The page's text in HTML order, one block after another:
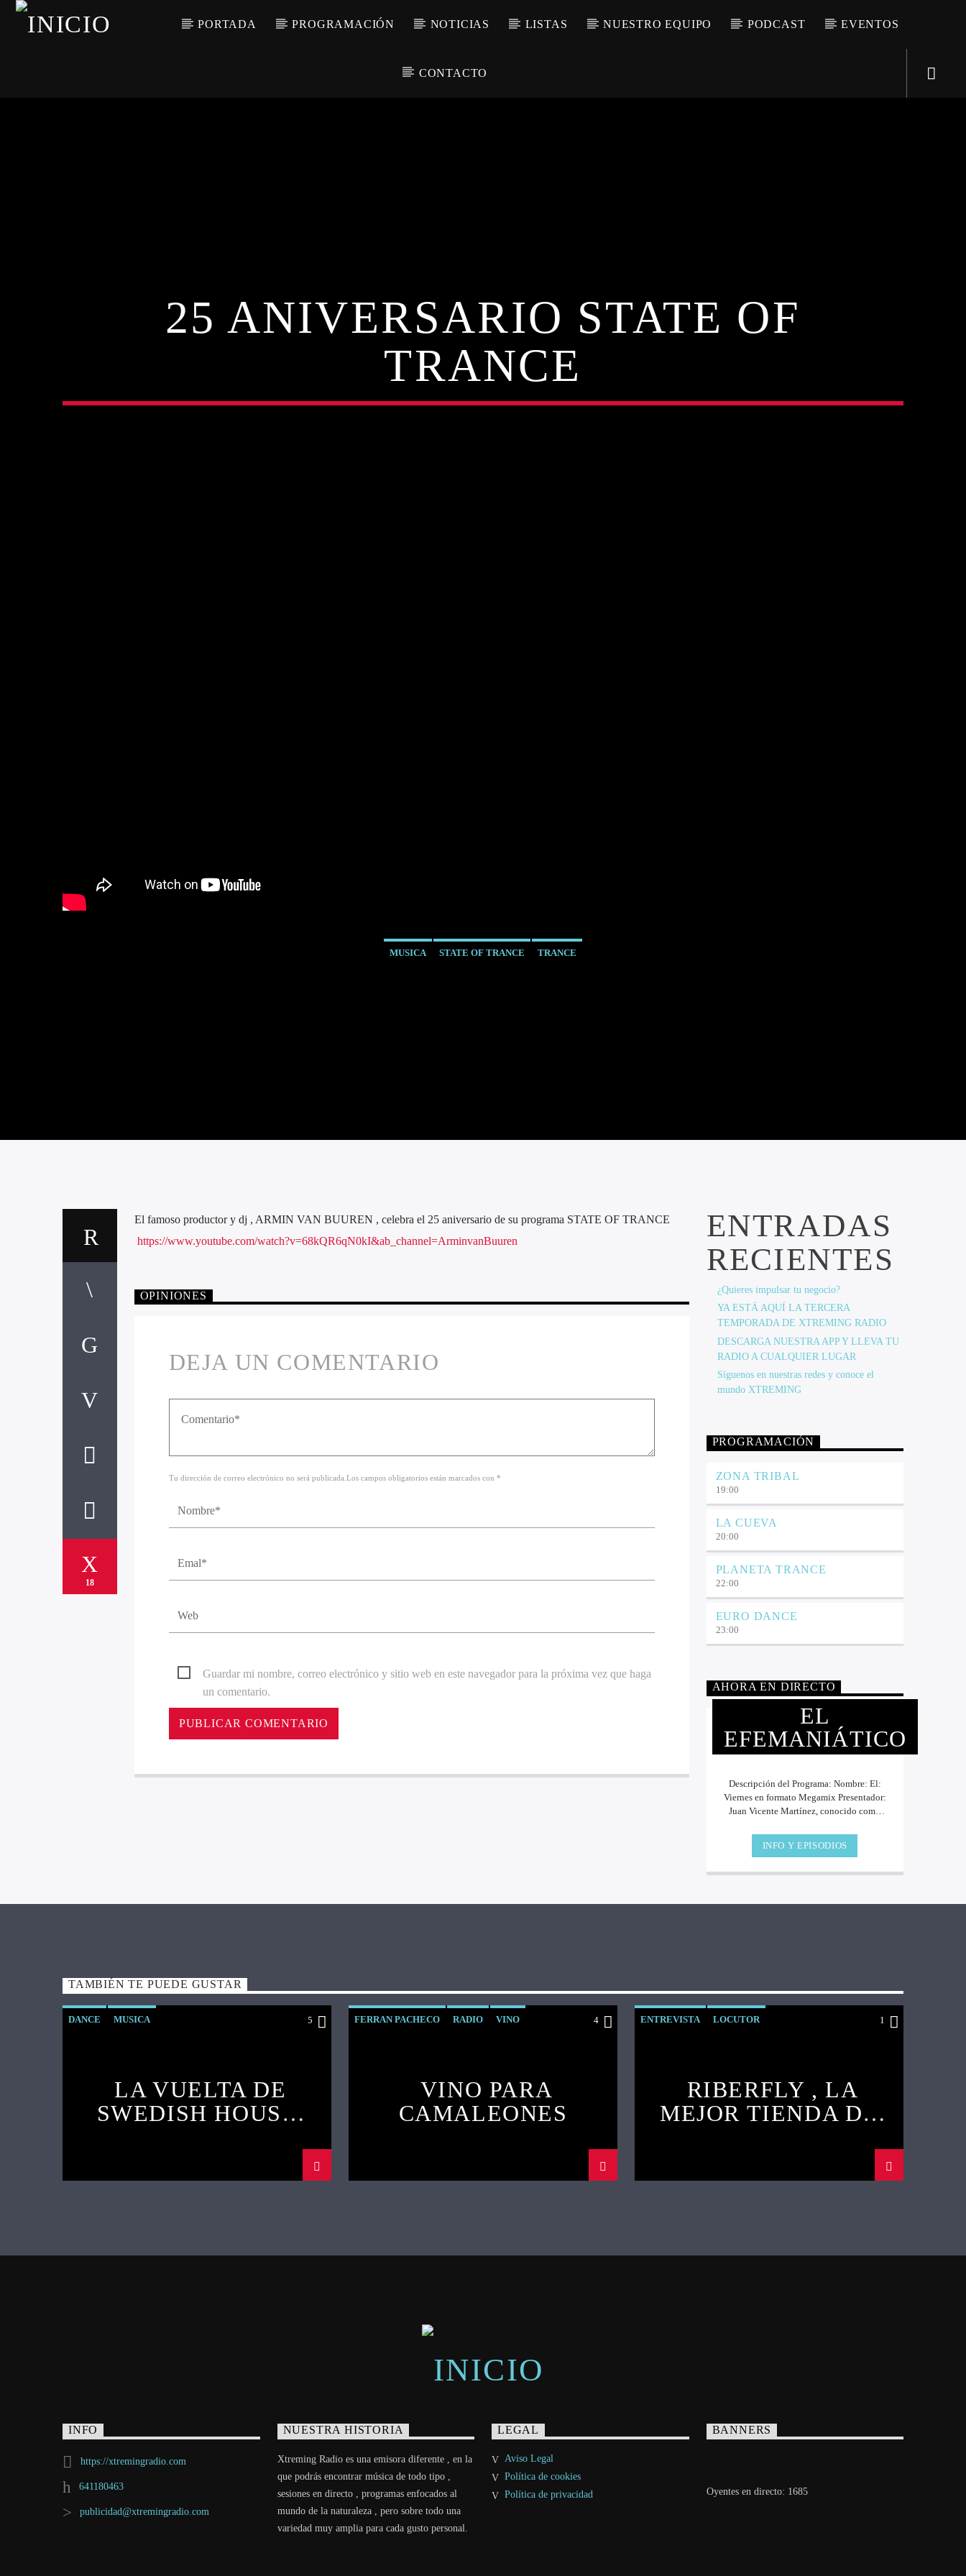
PORTADA PROGRAMACIÓN NOTICIAS LISTAS NUESTRO EQUIPO PODCAST EVENTOS
CONTACTO
25 ANIVERSARIO STATE OF
TRANCE
MUSICA STATE OF TRANCE TRANCE
18
El famoso productor y dj , ARMIN VAN BUUREN , celebra el 25 aniversario de su programa STATE OF TRANCE
https://www.youtube.com/watch?v=68kQR6qN0kI&ab_channel=ArminvanBuuren
OPINIONES
DEJA UN COMENTARIO
Tu dirección de correo electrónico no será publicada.Los campos obligatorios están marcados con *
Guardar mi nombre, correo electrónico y sitio web en este navegador para la próxima vez que haga
un comentario.
ENTRADAS
RECIENTES
¿Quieres impulsar tu negocio?
YA ESTÁ AQUÍ LA TERCERA
TEMPORADA DE XTREMING RADIO
DESCARGA NUESTRA APP Y LLEVA TU
RADIO A CUALQUIER LUGAR
Síguenos en nuestras redes y conoce el
mundo XTREMING
PROGRAMACIÓN
ZONA TRIBAL
19:00
LA CUEVA
20:00
PLANETA TRANCE
22:00
EURO DANCE
23:00
AHORA EN DIRECTO
EL
EFEMANIÁTICO
Descripción del Programa: Nombre: El:
Viernes en formato Megamix Presentador:
Juan Vicente Martínez, conocido como
INFO Y EPISODIOS
TAMBIÉN TE PUEDE GUSTAR
DANCE MUSICA 5
LA VUELTA DE
SWEDISH HOUSE
FERRAN PACHECO RADIO VINO 4
VINO PARA
CAMALEONES
ENTREVISTA LOCUTOR 1
RIBERFLY , LA
MEJOR TIENDA DE
INFO
https://xtremingradio.com
641180463
publicidad@xtremingradio.com
NUESTRA HISTORIA
Xtreming Radio es una emisora diferente , en la
que podrás encontrar música de todo tipo ,
sesiones en directo , programas enfocados al
mundo de la naturaleza , pero sobre todo una
variedad muy amplia para cada gusto personal.
LEGAL
Aviso Legal
Política de cookies
Política de privacidad
BANNERS
Oyentes en directo: 1685